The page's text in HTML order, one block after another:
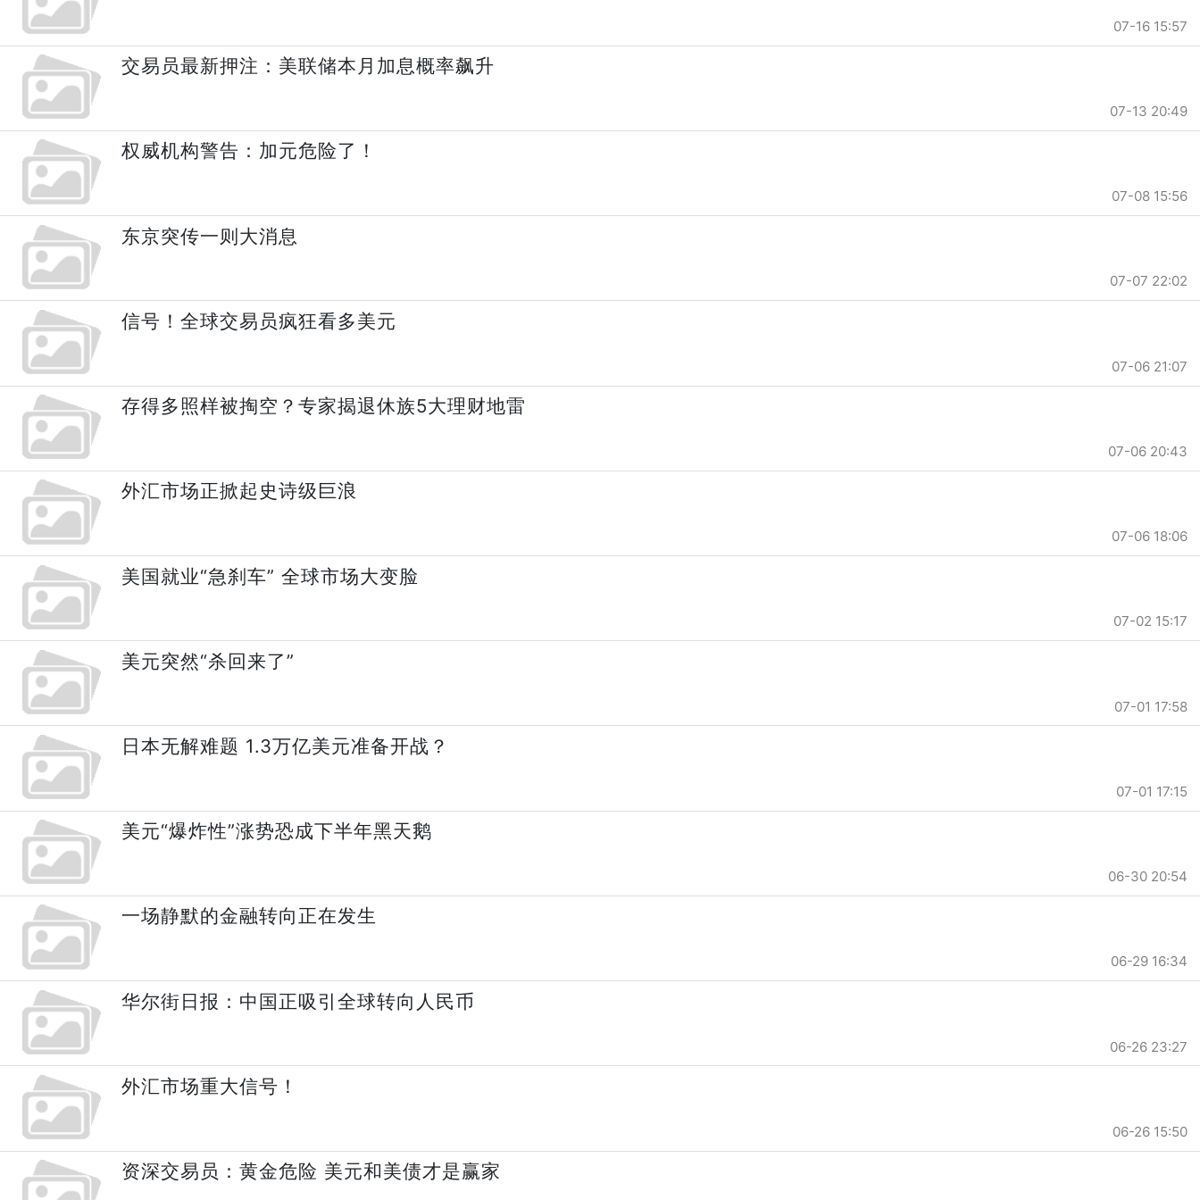
07-16 15:57
交易员最新押注：美联储本月加息概率飙升
07-13 20:49
权威机构警告：加元危险了！
07-08 15:56
东京突传一则大消息
07-07 22:02
信号！全球交易员疯狂看多美元
07-06 21:07
存得多照样被掏空？专家揭退休族5大理财地雷
07-06 20:43
外汇市场正掀起史诗级巨浪
07-06 18:06
美国就业“急刹车” 全球市场大变脸
07-02 15:17
美元突然“杀回来了”
07-01 17:58
日本无解难题 1.3万亿美元准备开战？
07-01 17:15
美元“爆炸性”涨势恐成下半年黑天鹅
06-30 20:54
一场静默的金融转向正在发生
06-29 16:34
华尔街日报：中国正吸引全球转向人民币
06-26 23:27
外汇市场重大信号！
06-26 15:50
资深交易员：黄金危险 美元和美债才是赢家